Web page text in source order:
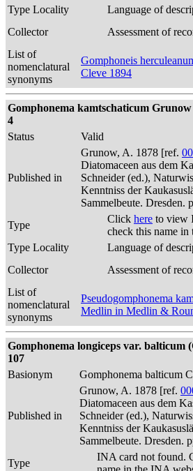
Type Locality
Language of
Collector
Assessment of
List of
nomenclatural
synonyms
Gomphoneis
Cleve 1894
Gomphonema kamtschaticum
4
Status
Valid
Published in
Grunow, A. 1878 [ref.
Diatomaceen aus dem
Schneider (ed.),
Kenntniss der
Sammelbeute. Dresden.
Type
Click here to view
check this name
Type Locality
Language of
Collector
Assessment of
List of
nomenclatural
synonyms
Pseudogomphonema
Medlin in Medlin &
Gomphonema longiceps var. balticum
107
Basionym
Gomphonema balticum
Published in
Grunow, A. 1878 [ref.
Diatomaceen aus dem
Schneider (ed.),
Kenntniss der
Sammelbeute. Dresden.
Type
INA card not found.